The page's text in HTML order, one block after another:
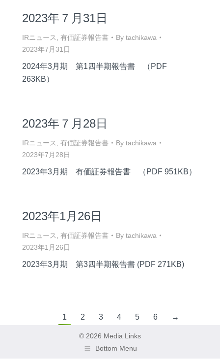
2023年７月31日
IRニュース 有価証券報告書 By tachikawa
2023年7月31日
2024年3月期 第1四半期報告書 （PDF
263KB）
2023年７月28日
IRニュース 有価証券報告書 By tachikawa
2023年7月28日
2023年3月期 有価証券報告書 （PDF 951KB）
2023年1月26日
IRニュース 有価証券報告書 By tachikawa
2023年1月26日
2023年3月期 第3四半期報告書 (PDF 271KB)
1 2 3 4 5 6 →
© 2026 Media Links
Bottom Menu